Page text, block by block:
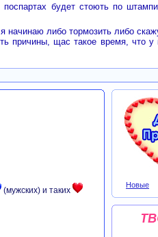
будет стоють по
начинаю либо тормозить либо
причины, щас такое время, что у
(мужских) и таких
Новые